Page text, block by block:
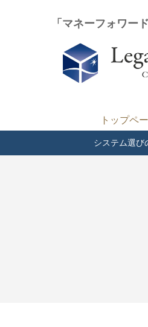
「マネーフォワー
トップペ
システム選び